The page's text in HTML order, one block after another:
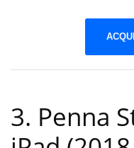
3. Penna